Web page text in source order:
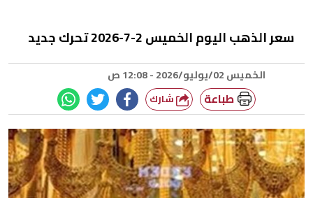
سعر الذهب اليوم الخميس 2-7-2026 تحرك جديد
الخميس 02/يوليو/2026 - 12:08 ص
طباعة